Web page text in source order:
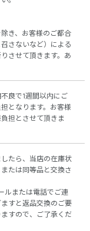
き、お客様のご都合
さないなど）による
させて頂きます。あ
良で1週間以内にご
となります。お客様
担とさせて頂きま
たら、当店の在庫状
たは同等品と交換さ
ルまたは電話でご連
すと返品交換のご要
すので、ご了承くだ